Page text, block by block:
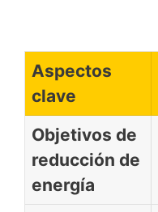
Aspectos
clave
Objetivos de
reducción de
energía